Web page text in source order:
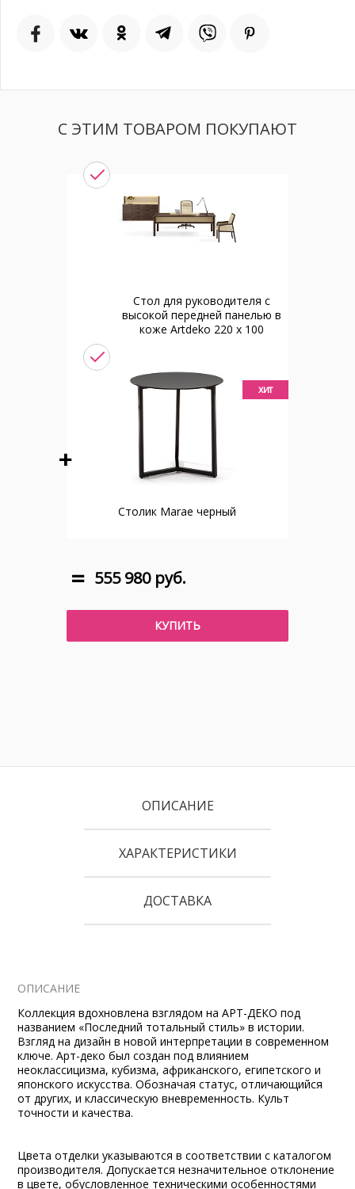
С ЭТИМ ТОВАРОМ ПОКУПАЮТ
Стол для руководителя с
высокой передней панелью в
коже Artdeko 220 x 100
хит
Столик Marae черный
555 980 руб.
КУПИТЬ
ОПИСАНИЕ
ХАРАКТЕРИСТИКИ
ДОСТАВКА
ОПИСАНИЕ
Коллекция вдохновлена взглядом на АРТ-ДЕКО под
названием «Последний тотальный стиль» в истории.
Взгляд на дизайн в новой интерпретации в современном
ключе. Арт-деко был создан под влиянием
неоклассицизма, кубизма, африканского, египетского и
японского искусства. Обозначая статус, отличающийся
от других, и классическую вневременность. Культ
точности и качества.
Цвета отделки указываются в соответствии с каталогом
производителя. Допускается незначительное отклонение
в цвете, обусловленное техническими особенностями